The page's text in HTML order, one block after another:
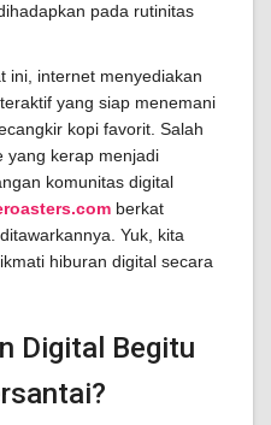
pada rutinitas
ini, internet menyediakan
yang siap menemani
kopi favorit. Salah
yang kerap menjadi
komunitas digital
berkat
Yuk, kita
hiburan digital secara
Digital Begitu